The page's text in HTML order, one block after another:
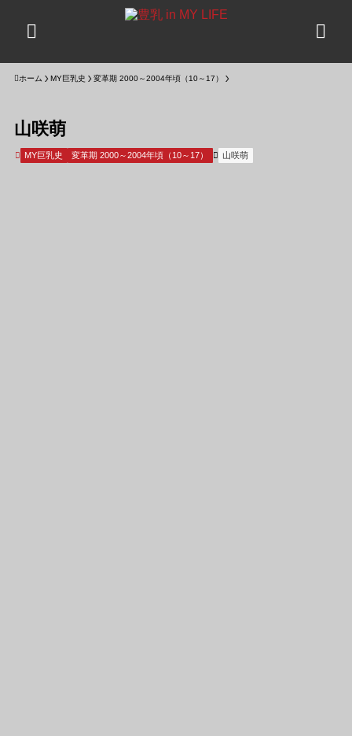
ホーム MY巨乳史 変革期 2000～2004年頃（10～17）
山咲萌
MY巨乳史 変革期 2000～2004年頃（10～17） 山咲萌